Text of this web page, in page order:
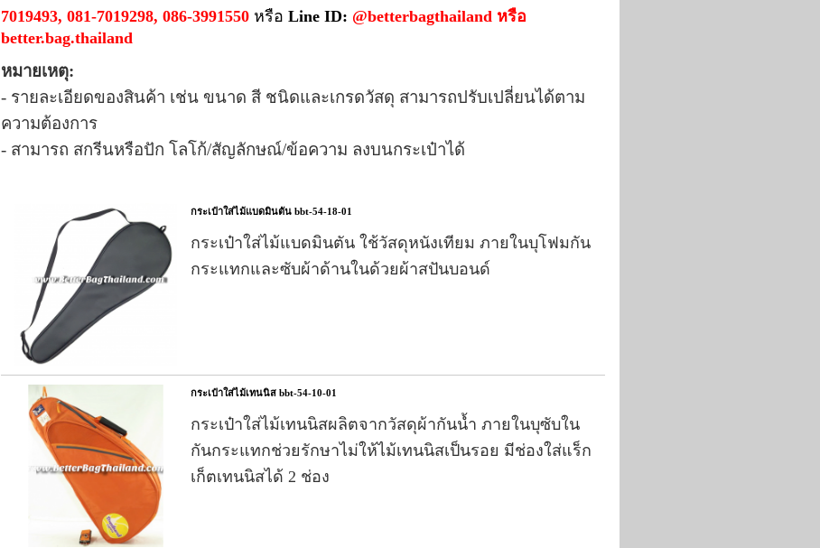
7019493, 081-7019298, 086-3991550 หรือ Line ID: @betterbagthailand หรือ
better.bag.thailand
หมายเหตุ:
- รายละเอียดของสินค้า เช่น ขนาด สี ชนิดและเกรดวัสดุ สามารถปรับเปลี่ยนได้ตาม
ความต้องการ
- สามารถ สกรีนหรือปัก โลโก้/สัญลักษณ์/ข้อความ ลงบนกระเป๋าได้
กระเป๋าใส่ไม้แบดมินตัน bbt-54-18-01
กระเป๋าใส่ไม้แบดมินตัน ใช้วัสดุหนังเทียม ภายในบุโฟมกัน
กระแทกและซับผ้าด้านในด้วยผ้าสปันบอนด์
กระเป๋าใส่ไม้เทนนิส bbt-54-10-01
กระเป๋าใส่ไม้เทนนิสผลิตจากวัสดุผ้ากันน้ำ ภายในบุซับใน
กันกระแทกช่วยรักษาไม่ให้ไม้เทนนิสเป็นรอย มีช่องใส่แร็ก
เก็ตเทนนิสได้ 2 ช่อง